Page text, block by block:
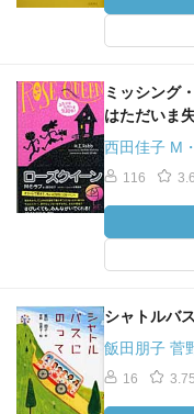
ミッシング
はただいま
西田佳子 M
116
シャトルバ
飯田朋子 菅
16 3.75